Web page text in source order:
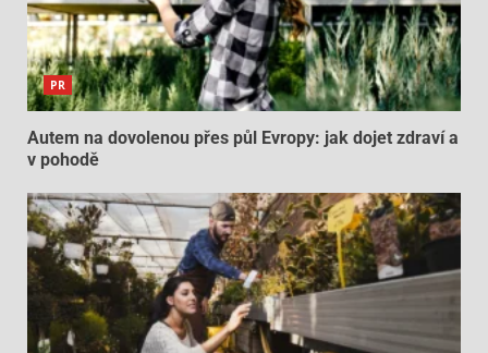
PR
Autem na dovolenou přes půl Evropy: jak dojet zdraví a
v pohodě